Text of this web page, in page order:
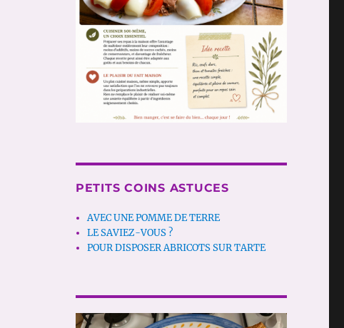
PETITS COINS ASTUCES
AVEC UNE POMME DE TERRE
LE SAVIEZ-VOUS ?
POUR DISPOSER ABRICOTS SUR TARTE